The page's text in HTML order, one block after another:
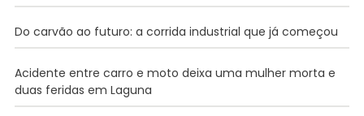
Do carvão ao futuro: a corrida industrial que já começou
Acidente entre carro e moto deixa uma mulher morta e
duas feridas em Laguna